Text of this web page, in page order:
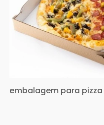
embalagem para